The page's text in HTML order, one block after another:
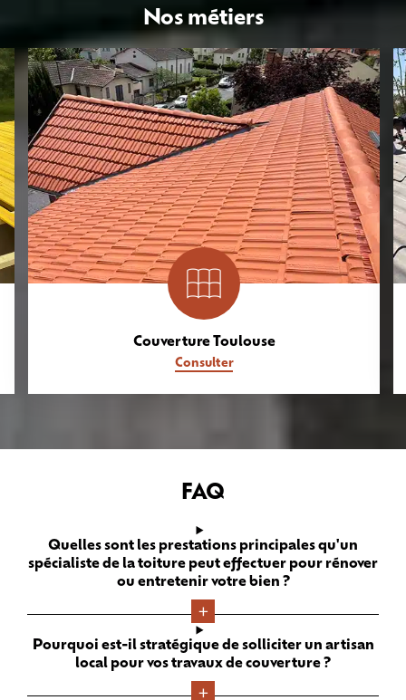
Nos métiers
Couverture Toulouse
Consulter
FAQ
Quelles sont les prestations principales qu'un
spécialiste de la toiture peut effectuer pour rénover
ou entretenir votre bien ?
Pourquoi est-il stratégique de solliciter un artisan
local pour vos travaux de couverture ?